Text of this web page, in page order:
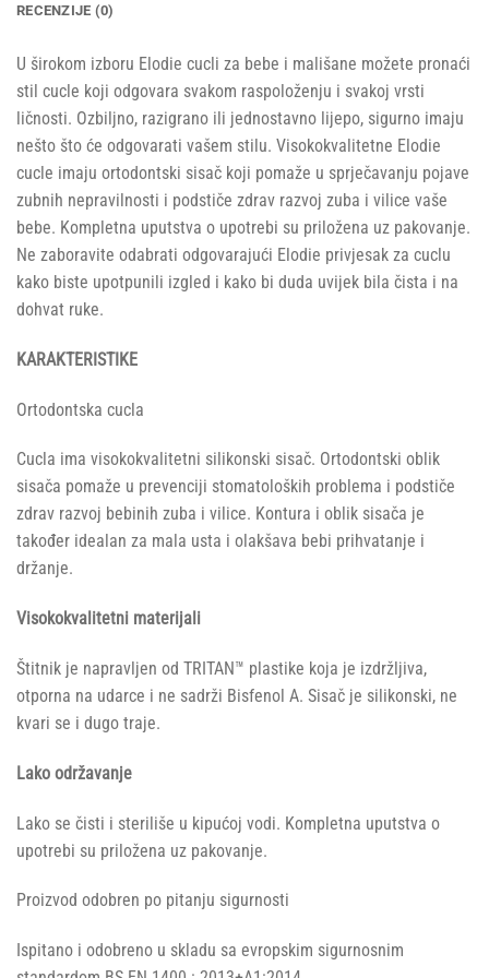
RECENZIJE (0)
U širokom izboru Elodie cucli za bebe i mališane možete pronaći
stil cucle koji odgovara svakom raspoloženju i svakoj vrsti
ličnosti. Ozbiljno, razigrano ili jednostavno lijepo, sigurno imaju
nešto što će odgovarati vašem stilu. Visokokvalitetne Elodie
cucle imaju ortodontski sisač koji pomaže u sprječavanju pojave
zubnih nepravilnosti i podstiče zdrav razvoj zuba i vilice vaše
bebe. Kompletna uputstva o upotrebi su priložena uz pakovanje.
Ne zaboravite odabrati odgovarajući Elodie privjesak za cuclu
kako biste upotpunili izgled i kako bi duda uvijek bila čista i na
dohvat ruke.
KARAKTERISTIKE
Ortodontska cucla
Cucla ima visokokvalitetni silikonski sisač. Ortodontski oblik
sisača pomaže u prevenciji stomatoloških problema i podstiče
zdrav razvoj bebinih zuba i vilice. Kontura i oblik sisača je
također idealan za mala usta i olakšava bebi prihvatanje i
držanje.
Visokokvalitetni materijali
Štitnik je napravljen od TRITAN™ plastike koja je izdržljiva,
otporna na udarce i ne sadrži Bisfenol A. Sisač je silikonski, ne
kvari se i dugo traje.
Lako održavanje
Lako se čisti i steriliše u kipućoj vodi. Kompletna uputstva o
upotrebi su priložena uz pakovanje.
Proizvod odobren po pitanju sigurnosti
Ispitano i odobreno u skladu sa evropskim sigurnosnim